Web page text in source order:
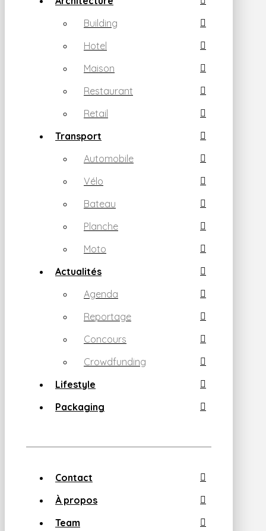
Building
Hotel
Maison
Restaurant
Retail
Transport
Automobile
Vélo
Bateau
Planche
Moto
Actualités
Agenda
Reportage
Concours
Crowdfunding
Lifestyle
Packaging
Contact
À propos
Team